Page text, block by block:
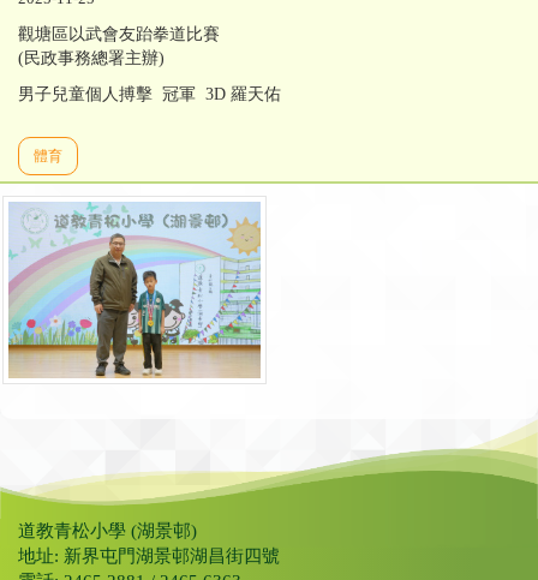
觀塘區以武會友跆拳道比賽
(民政事務總署主辦)
男子兒童個人搏擊 冠軍 3D 羅天佑
體育
道教青松小學 (湖景邨)
地址: 新界屯門湖景邨湖昌街四號